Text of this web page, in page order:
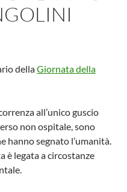
dellaGiornata della
all’unico guscio
non ospitale, sono
hanno segnato l’umanità.
è legata a circostanze